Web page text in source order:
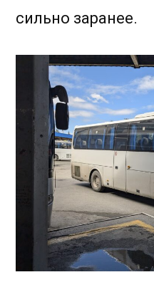
сильно заранее.